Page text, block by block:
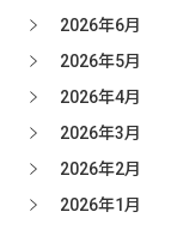
2026年6月
2026年5月
2026年4月
2026年3月
2026年2月
2026年1月